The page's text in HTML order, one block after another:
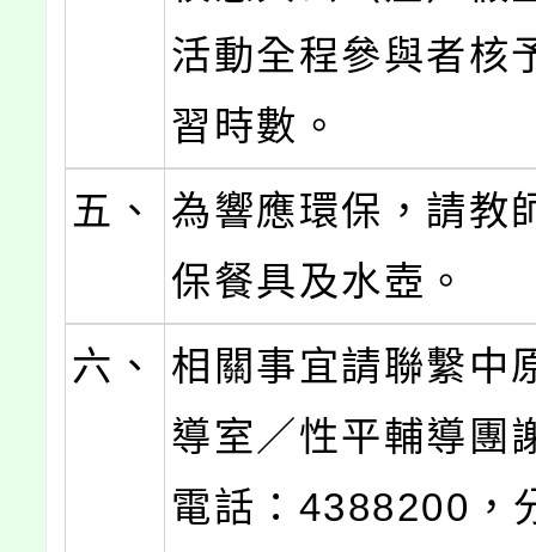
活動全程參與者核
習時數。
五、
為響應環保，請教
保餐具及水壺。
六、
相關事宜請聯繫中
導室／性平輔導團
電話：4388200，